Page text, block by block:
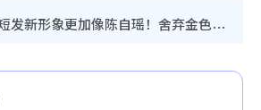
倪嘉雯一刀剪短发新形象更加像陈自瑶！舍弃金色长发造型气质大变超惊喜